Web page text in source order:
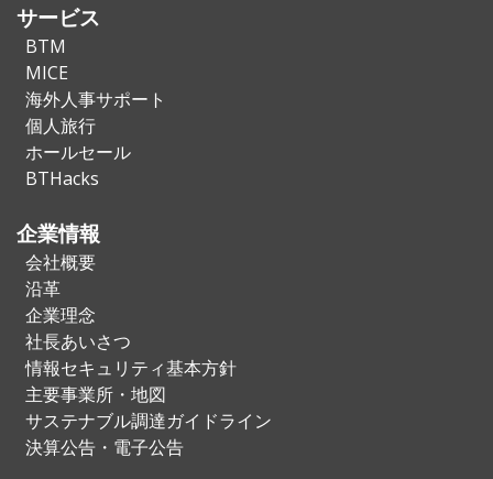
サービス
BTM
MICE
海外人事サポート
個人旅行
ホールセール
BTHacks
企業情報
会社概要
沿革
企業理念
社長あいさつ
情報セキュリティ基本方針
主要事業所・地図
サステナブル調達ガイドライン
決算公告・電子公告